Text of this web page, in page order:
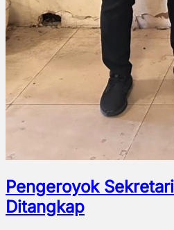
Pengeroyok
Ditangkap